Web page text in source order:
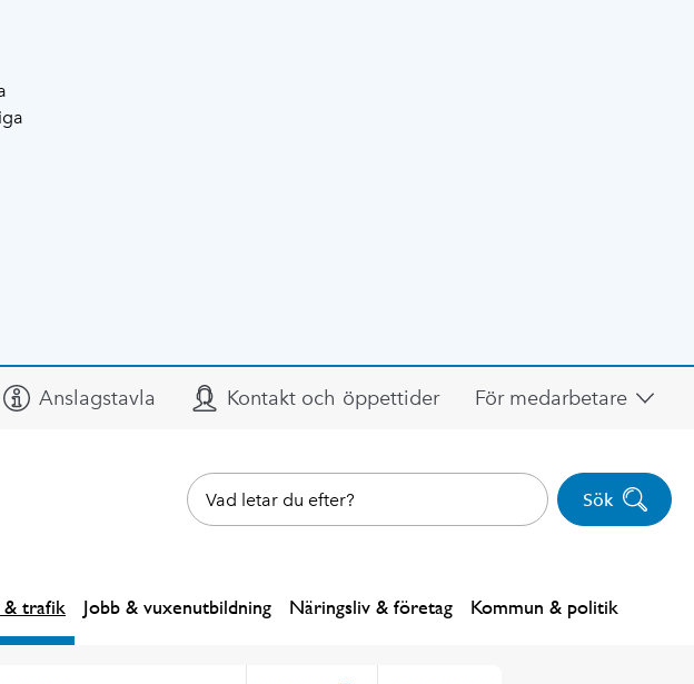
Anslagstavla Kontakt och öppettider För medarbetare
Sök
& trafik Jobb & vuxenutbildning Näringsliv & företag Kommun & politik